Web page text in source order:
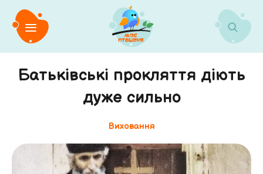
Батьківські прокляття діють
дуже сильно
Виховання